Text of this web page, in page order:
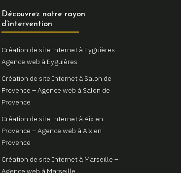
Découvrez notre rayon
d’intervention
Création de site Internet à Eyguières –
Agence web à Eyguières
Création de site Internet à Salon de
Provence – Agence web à Salon de
Provence
Création de site Internet à Aix en
Provence – Agence web à Aix en
Provence
Création de site Internet à Marseille –
Agence web à Marseille